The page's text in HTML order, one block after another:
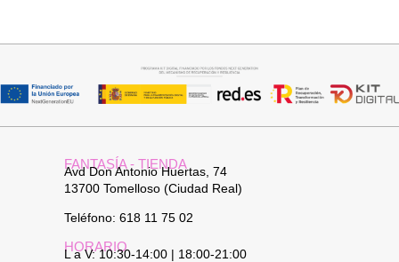
FANTASÍA - TIENDA
Avd Don Antonio Huertas, 74
13700 Tomelloso (Ciudad Real)
Teléfono: 618 11 75 02
HORARIO
L a V: 10:30-14:00 | 18:00-21:00